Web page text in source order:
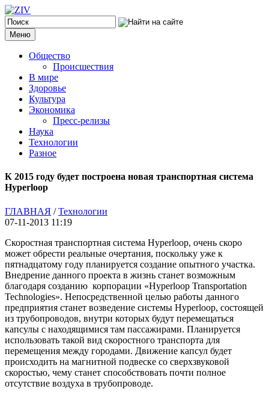
Меню
Общество
Происшествия
В мире
Здоровье
Культура
Экономика
Пресс-релизы
Наука
Технологии
Разное
К 2015 году будет построена новая транспортная система
Hyperloop
ГЛАВНАЯ /Технологии
07-11-2013 11:19
Скоростная транспортная система Hyperloop, очень скоро
может обрести реальные очертания, поскольку уже к
пятнадцатому году планируется создание опытного участка.
Внедрение данного проекта в жизнь станет возможным
благодаря созданию корпорации «Hyperloop Transportation
Technologies». Непосредственной целью работы данного
предприятия станет возведение системы Hyperloop, состоящей
из трубопроводов, внутри которых будут перемещаться
капсулы с находящимися там пассажирами. Планируется
использовать такой вид скоростного транспорта для
перемещения между городами. Движение капсул будет
происходить на магнитной подвеске со сверхзвуковой
скоростью, чему станет способствовать почти полное
отсутствие воздуха в трубопроводе.